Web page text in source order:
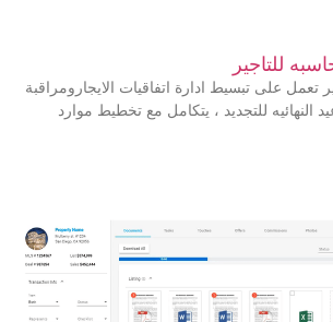
للتاجير
تعمل على تبسيط ادارة اتفاقيات الايجارومراقبة
النهائيه للتجديد ، يتكامل مع تخطيط موارد